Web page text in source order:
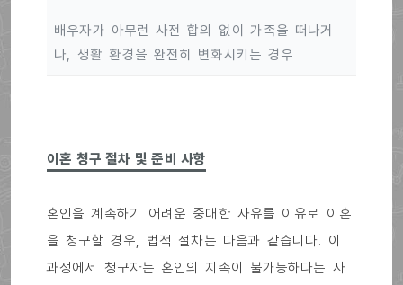
배우자가 아무런 사전 합의 없이 가족을 떠나거
나, 생활 환경을 완전히 변화시키는 경우
이혼 청구 절차 및 준비 사항
혼인을 계속하기 어려운 중대한 사유를 이유로 이혼
을 청구할 경우, 법적 절차는 다음과 같습니다. 이
과정에서 청구자는 혼인의 지속이 불가능하다는 사